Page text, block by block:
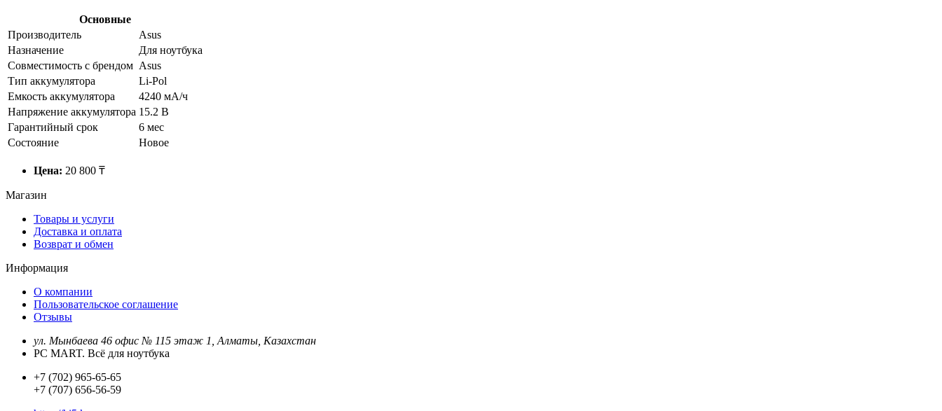
Основные
Производитель
Asus
Назначение
Для ноутбука
Совместимость с брендом Asus
Тип аккумулятора
Li-Pol
Емкость аккумулятора
4240 мА/ч
Напряжение аккумулятора 15.2 В
Гарантийный срок
6 мес
Состояние
Новое
Цена: 20 800 ₸
Магазин
Товары и услуги
Доставка и оплата
Возврат и обмен
Информация
О компании
Пользовательское соглашение
Отзывы
ул. Мынбаева 46 офис № 115 этаж 1, Алматы, Казахстан
PC MART. Всё для ноутбука
+7 (702) 965-65-65
+7 (707) 656-56-59